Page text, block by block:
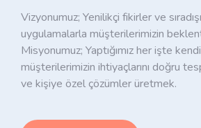
Vizyonumuz; Yenilikçi fikirler ve
uygulamalarla müşterilerimizin
Misyonumuz; Yaptığımız her işte
müşterilerimizin ihtiyaçlarını doğru
ve kişiye özel çözümler üretmek.